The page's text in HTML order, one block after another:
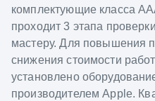
комплектующие класса
проходит 3 этапа
мастеру. Для повышения
снижения стоимости
установлено
производителем Apple.